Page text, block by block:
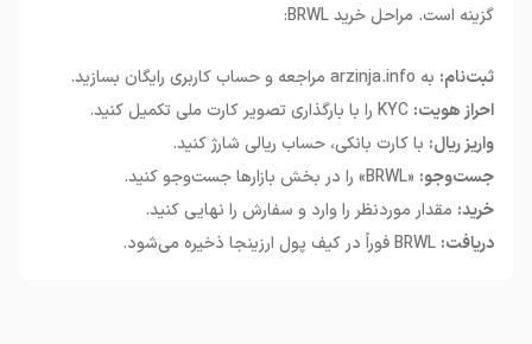
گزینه است. مراحل خرید BRWL:
ثبت‌نام: به arzinja.info مراجعه و حساب کاربری رایگان بسازید.
احراز هویت:
واریز ریال: با کارت بانکی، حساب ریالی شارژ کنید.
جست‌وجو: «BRWL» را در بخش بازارها جست‌وجو کنید.
خرید: مقدار موردنظر را وارد و سفارش را نهایی کنید.
دریافت: